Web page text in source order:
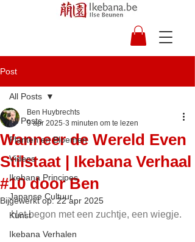
Post
All Posts
Planten en Bloemen
Videos
Ikebana Principes
Japanse Cultuur
Kunst
Ikebana Verhalen
All Posts
Wanneer de Wereld Even
Stilstaat | Ikebana Verhaal
#10 door Ben
Ben Huybrechts
9 apr 2025 3 minuten om te lezen
Bijgewerkt op:22 apr 2025
Het begon met een zuchtje, een wiegje.